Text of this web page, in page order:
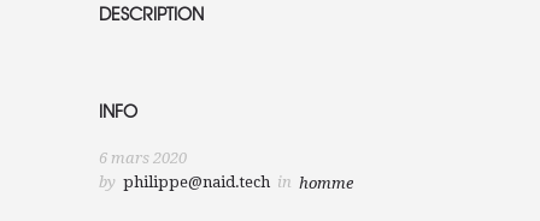
DESCRIPTION
INFO
6 mars 2020
by philippe@naid.tech in homme